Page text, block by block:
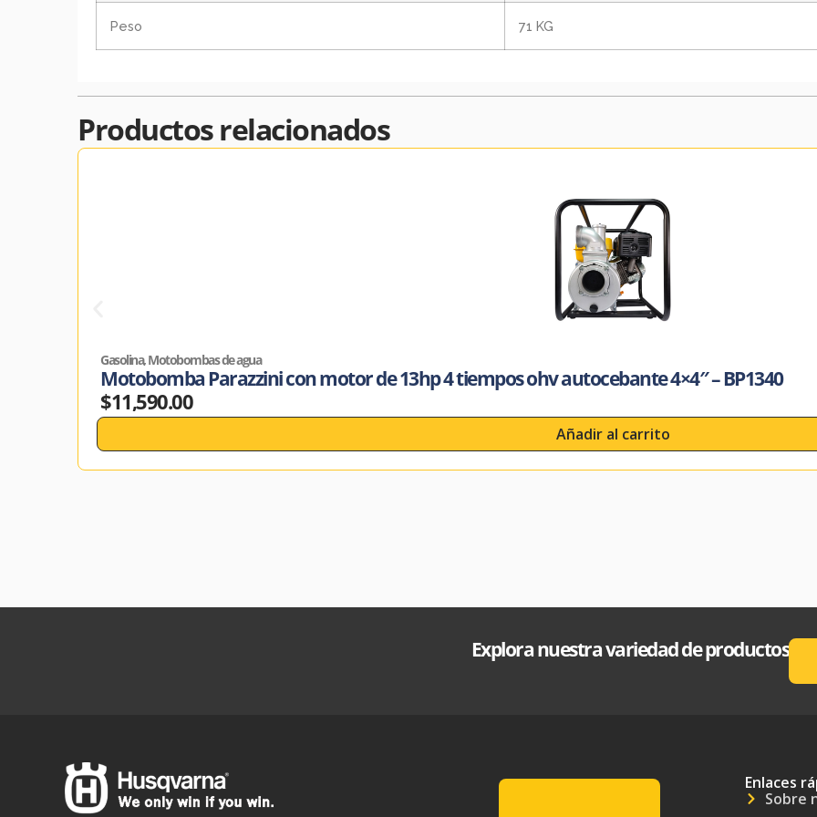
Peso 71 KG
Productos relacionados
Gasolina,Motobombas de agua
Motobomba Parazzini con motor de 13hp 4 tiempos ohv autocebante 4×4″ – BP1340
$11,590.00
Añadir al carrito
Explora nuestra variedad de productos
Enlaces
Sobre